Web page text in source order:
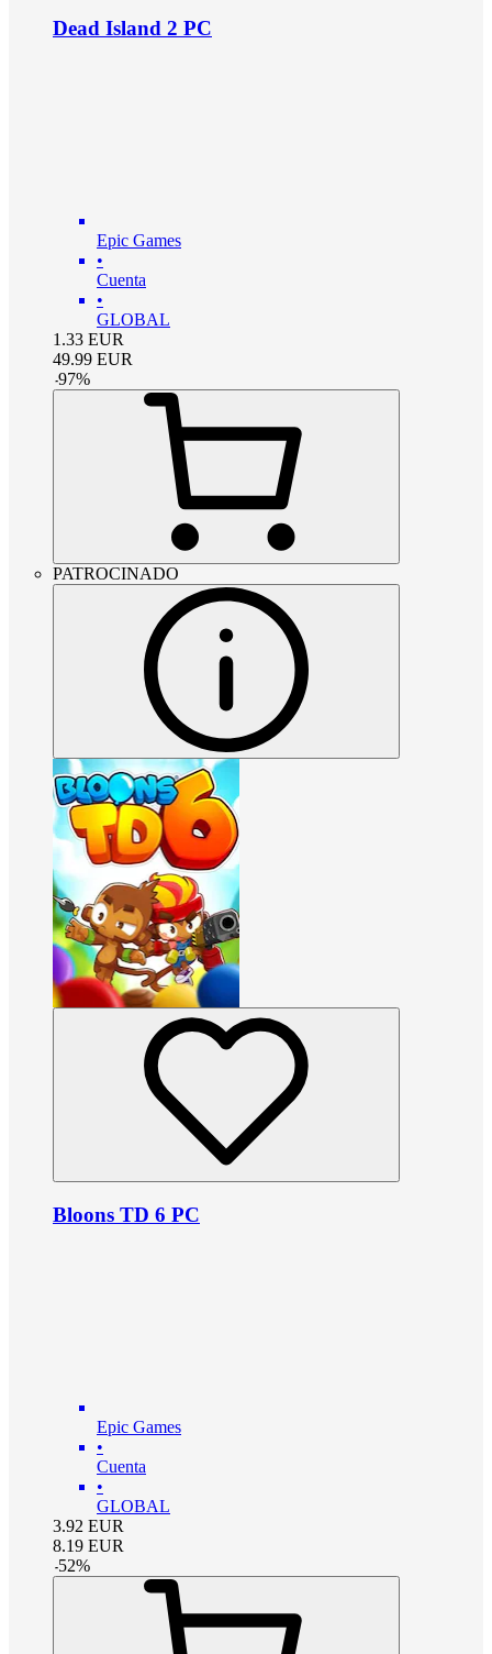
Dead Island 2 PC
Epic Games
•
Cuenta
•
GLOBAL
1.33 EUR
49.99 EUR
-97%
PATROCINADO
Bloons TD 6 PC
Epic Games
•
Cuenta
•
GLOBAL
3.92 EUR
8.19 EUR
-52%